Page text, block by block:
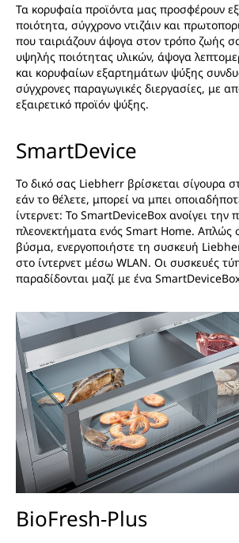
Τα κορυφαία προϊόντα μας προσφέρουν
ποιότητα, σύγχρονο ντιζάιν και
που ταιριάζουν άψογα στον τρόπο ζωής
υψηλής ποιότητας υλικών, άψογα
και κορυφαίων εξαρτημάτων ψύξης
σύγχρονες παραγωγικές διεργασίες, με
εξαιρετικό προϊόν ψύξης.
SmartDevice
Το δικό σας Liebherr βρίσκεται σίγουρα
εάν το θέλετε, μπορεί να μπει
ίντερνετ: Το SmartDeviceBox ανοίγει την
πλεονεκτήματα ενός Smart Home. Απλώς
βύσμα, ενεργοποιήστε τη συσκευή
στο ίντερνετ μέσω WLAN. Οι συσκευές
παραδίδονται μαζί με ένα
BioFresh-Plus